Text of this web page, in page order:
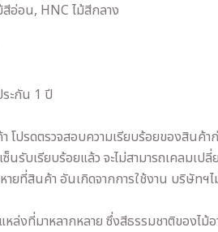
อ่อน, HNC ไม้สีกลาง
ะกัน 1 ปี
โปรดตรวจสอบความเรียบร้อยของสินค้
นรับเรียบร้อยแล้ว จะไม่สามารถเคลมเป
ายที่สินค้า อันเกิดจากการใช้งาน บริษัท
หล่งที่มาหลากหลาย ซึ่งสีธรรมชาติของไ